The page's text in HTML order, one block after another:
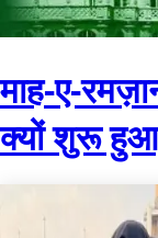
माह-ए-
क्यों शुरू